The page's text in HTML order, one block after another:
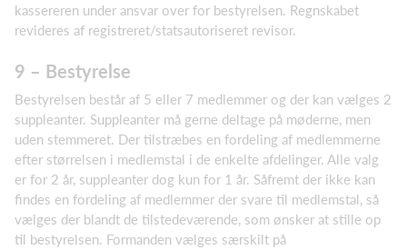
kassereren under ansvar over for bestyrelsen. Regnskabet
revideres af registreret/statsautoriseret revisor.
9 – Bestyrelse
Bestyrelsen består af 5 eller 7 medlemmer og der kan vælges 2
suppleanter. Suppleanter må gerne deltage på møderne, men
uden stemmeret. Der tilstræbes en fordeling af medlemmerne
efter størrelsen i medlemstal i de enkelte afdelinger. Alle valg
er for 2 år, suppleanter dog kun for 1 år. Såfremt der ikke kan
findes en fordeling af medlemmer der svare til medlemstal, så
vælges der blandt de tilstedeværende, som ønsker at stille op
til bestyrelsen. Formanden vælges særskilt på